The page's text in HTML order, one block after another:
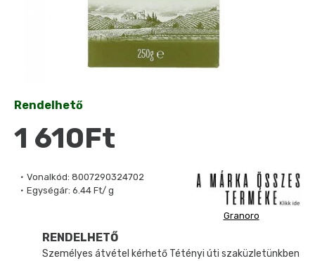
Vonalkód: 8007290324702
Egységár: 6.44 Ft/ g
Granoro
Rendelhető
1 610Ft
RENDELHETŐ
Személyes átvétel kérhető Tétényi úti szaküzletünkben